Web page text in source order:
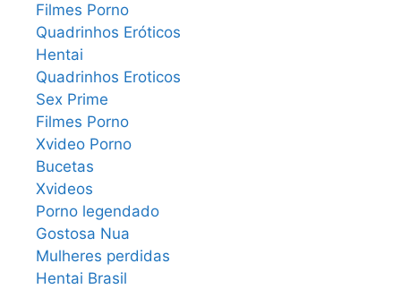
Filmes Porno
Quadrinhos Eróticos
Hentai
Quadrinhos Eroticos
Sex Prime
Filmes Porno
Xvideo Porno
Bucetas
Xvideos
Porno legendado
Gostosa Nua
Mulheres perdidas
Hentai Brasil